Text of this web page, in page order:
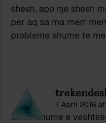
shesh, apo nje shesh
per aq sa ma merr
probleme shume te
7 April 2016
Eshte shume e